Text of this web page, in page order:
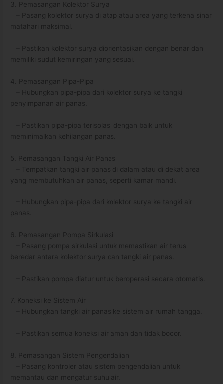
3. Pemasangan Kolektor Surya
– Pasang kolektor surya di atap atau area yang terkena sinar
matahari maksimal.
– Pastikan kolektor surya diorientasikan dengan benar dan
memiliki sudut kemiringan yang sesuai.
4. Pemasangan Pipa-Pipa
– Hubungkan pipa-pipa dari kolektor surya ke tangki
penyimpanan air panas.
– Pastikan pipa-pipa terisolasi dengan baik untuk
meminimalkan kehilangan panas.
5. Pemasangan Tangki Air Panas
– Tempatkan tangki air panas di dalam atau di dekat area
yang membutuhkan air panas, seperti kamar mandi.
– Hubungkan pipa-pipa dari kolektor surya ke tangki air
panas.
6. Pemasangan Pompa Sirkulasi
– Pasang pompa sirkulasi untuk memastikan air terus
beredar antara kolektor surya dan tangki air panas.
– Pastikan pompa diatur untuk beroperasi secara otomatis.
7. Koneksi ke Sistem Air
– Hubungkan tangki air panas ke sistem air rumah tangga.
– Pastikan semua koneksi air aman dan tidak bocor.
8. Pemasangan Sistem Pengendalian
– Pasang kontroler atau sistem pengendalian untuk
memantau dan mengatur suhu air.